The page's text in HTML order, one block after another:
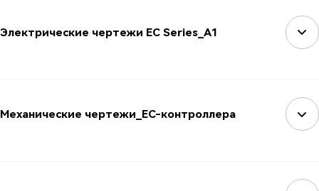
Электрические чертежи EC Series_A1
Механические чертежи_EC-контроллера